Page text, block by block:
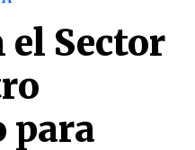
el Sector
para